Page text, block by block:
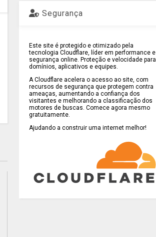
Segurança
Este site é protegido e otimizado pela
tecnologia Cloudflare, líder em performance e
segurança online. Proteção e velocidade para
domínios, aplicativos e equipes.
A Cloudflare acelera o acesso ao site, com
recursos de segurança que protegem contra
ameaças, aumentando a confiança dos
visitantes e melhorando a classificação dos
motores de buscas. Comece agora mesmo
gratuitamente.
Ajudando a construir uma internet melhor!